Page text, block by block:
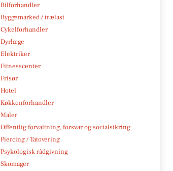
Bilforhandler
Byggemarked / trælast
Cykelforhandler
Dyrlæge
Elektriker
Fitnesscenter
Frisør
Hotel
Køkkenforhandler
Maler
Offentlig forvaltning, forsvar og socialsikring
Piercing / Tatovering
Psykologisk rådgivning
Skomager